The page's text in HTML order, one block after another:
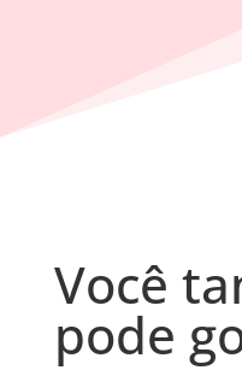
Você
pode